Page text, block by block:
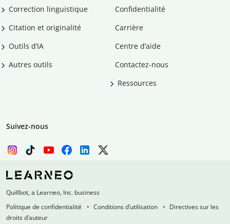
Correction linguistique
Citation et originalité
Outils d’IA
Autres outils
Confidentialité
Carrière
Centre d’aide
Contactez-nous
Ressources
Suivez-nous
Quillbot, a Learneo, Inc. business
Politique de confidentialité
Conditions d’utilisation
Directives sur les
droits d’auteur